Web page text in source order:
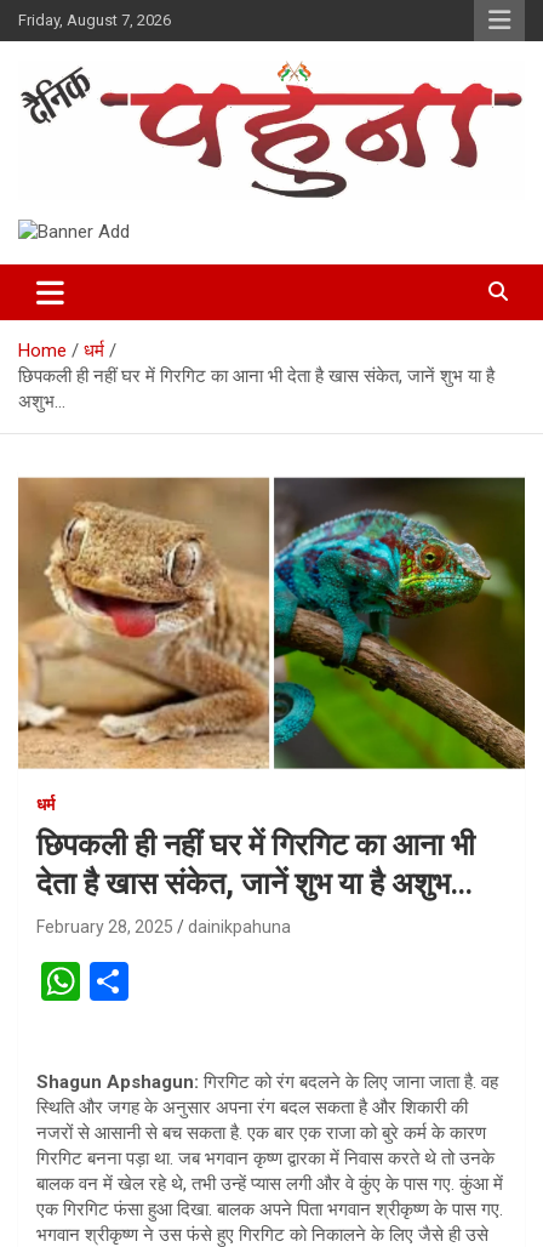
Skip
to
Friday, August 7, 2026
Dainik Pahuna
Home
धर्म
छिपकली ही नहीं घर में गिरगिट का आना भी देता है खास संकेत, जानें शुभ या है
अशुभ…
धर्म
छिपकली ही नहीं घर में गिरगिट का आना भी
देता है खास संकेत, जानें शुभ या है अशुभ…
February 28, 2025 dainikpahuna
W
s
A
p
p
e
Shagun Apshagun: गिरगिट को रंग बदलने के लिए जाना जाता है. वह
स्थिति और जगह के अनुसार अपना रंग बदल सकता है और शिकारी की
नजरों से आसानी से बच सकता है. एक बार एक राजा को बुरे कर्म के कारण
गिरगिट बनना पड़ा था. जब भगवान कृष्‍ण द्वारका में निवास करते थे तो उनके
बालक वन में खेल रहे थे, तभी उन्‍हें प्‍यास लगी और वे कुंए के पास गए. कुंआ में
एक गिरगिट फंसा हुआ दिखा. बालक अपने पिता भगवान श्रीकृष्‍ण के पास गए.
भगवान श्रीकृष्‍ण ने उस फंसे हुए गिरगिट को निकालने के लिए जैसे ही उसे